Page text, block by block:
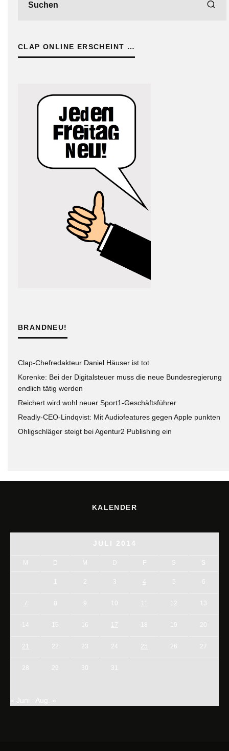
CLAP ONLINE ERSCHEINT …
BRANDNEU!
Clap-Chefredakteur Daniel Häuser ist tot
Korenke: Bei der Digitalsteuer muss die neue Bundesregierung
endlich tätig werden
Reichert wird wohl neuer Sport1-Geschäftsführer
Readly-CEO-Lindqvist: Mit Audiofeatures gegen Apple punkten
Ohligschläger steigt bei Agentur2 Publishing ein
KALENDER
JULI 2014
M D M D F S S
1 2 3 5 6
7 8 9 10 11 12 13
14 15 16 17 18 19 20
21 22 23 24 25 26 27
28 29 30 31
« Juni Aug. »